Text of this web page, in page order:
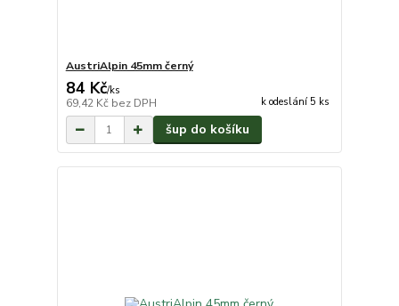
AustriAlpin 45mm černý
84 Kč/ks
69,42 Kč bez DPH k odeslání 5 ks
šup do košíku